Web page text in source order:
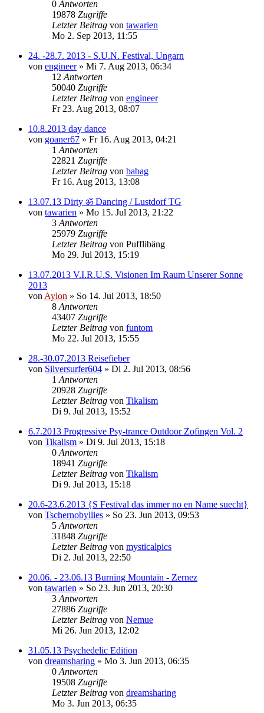
0 Antworten
19878 Zugriffe
Letzter Beitrag von tawarien
Mo 2. Sep 2013, 11:55
24. -28.7. 2013 - S.U.N. Festival, Ungarn
von engineer» Mi 7. Aug 2013, 06:34
12 Antworten
50040 Zugriffe
Letzter Beitrag von engineer
Fr 23. Aug 2013, 08:07
10.8.2013 day dance
von goaner67 » Fr 16. Aug 2013, 04:21
1 Antworten
22821 Zugriffe
Letzter Beitrag von babag
Fr 16. Aug 2013, 13:08
13.07.13 Dirty ॐ Dancing / Lustdorf TG
von tawarien » Mo 15. Jul 2013, 21:22
3 Antworten
25979 Zugriffe
Letzter Beitrag von Pufflibäng
Mo 29. Jul 2013, 15:19
13.07.2013 V.I.R.U.S. Visionen Im Raum Unserer Sonne
2013
von Aylon » So 14. Jul 2013, 18:50
8 Antworten
43407 Zugriffe
Letzter Beitrag von funtom
Mo 22. Jul 2013, 15:55
28.-30.07.2013 Reisefieber
von Silversurfer604 » Di 2. Jul 2013, 08:56
1 Antworten
20928 Zugriffe
Letzter Beitrag von Tikalism
Di 9. Jul 2013, 15:52
6.7.2013 Progressive Psy-trance Outdoor Zofingen Vol. 2
von Tikalism » Di 9. Jul 2013, 15:18
0 Antworten
18941 Zugriffe
Letzter Beitrag von Tikalism
Di 9. Jul 2013, 15:18
20.6-23.6.2013 {S Festival das immer no en Name suecht}
von Tschernobyllies » So 23. Jun 2013, 09:53
5 Antworten
31848 Zugriffe
Letzter Beitrag von mysticalpics
Di 2. Jul 2013, 22:50
20.06. - 23.06.13 Burning Mountain - Zernez
von tawarien » So 23. Jun 2013, 20:30
3 Antworten
27886 Zugriffe
Letzter Beitrag von Nemue
Mi 26. Jun 2013, 12:02
31.05.13 Psychedelic Edition
von dreamsharing » Mo 3. Jun 2013, 06:35
0 Antworten
19508 Zugriffe
Letzter Beitrag von dreamsharing
Mo 3. Jun 2013, 06:35